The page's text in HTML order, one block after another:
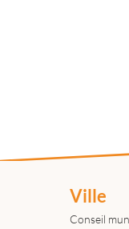
Ville
Conseil